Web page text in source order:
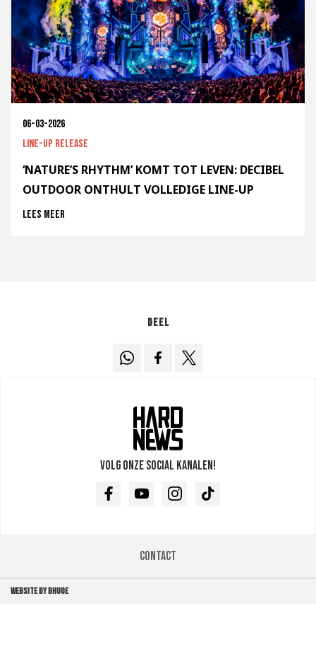
06-03-2026
Line-up release
‘NATURE’S RHYTHM’ KOMT TOT LEVEN: DECIBEL
OUTDOOR ONTHULT VOLLEDIGE LINE-UP
Lees meer
Deel
Volg onze social kanalen!
FacebookYoutubeInstagramTikTok
Contact
WEBSITE BY BHUGE